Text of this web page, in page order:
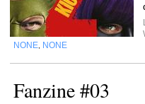
NONE NONE
Fanzine #03